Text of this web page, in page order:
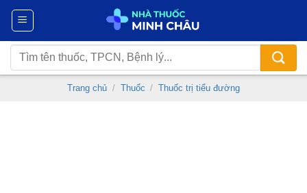
Chuyển
nội
dung
Tìm
kiếm:
Trang chủ / Thuốc / Thuốc trị tiểu đường